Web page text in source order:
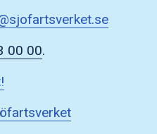
00 00.